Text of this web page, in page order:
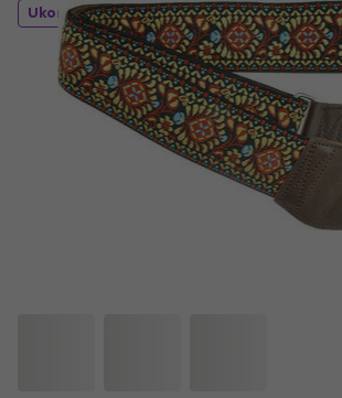
Ukončený predaj